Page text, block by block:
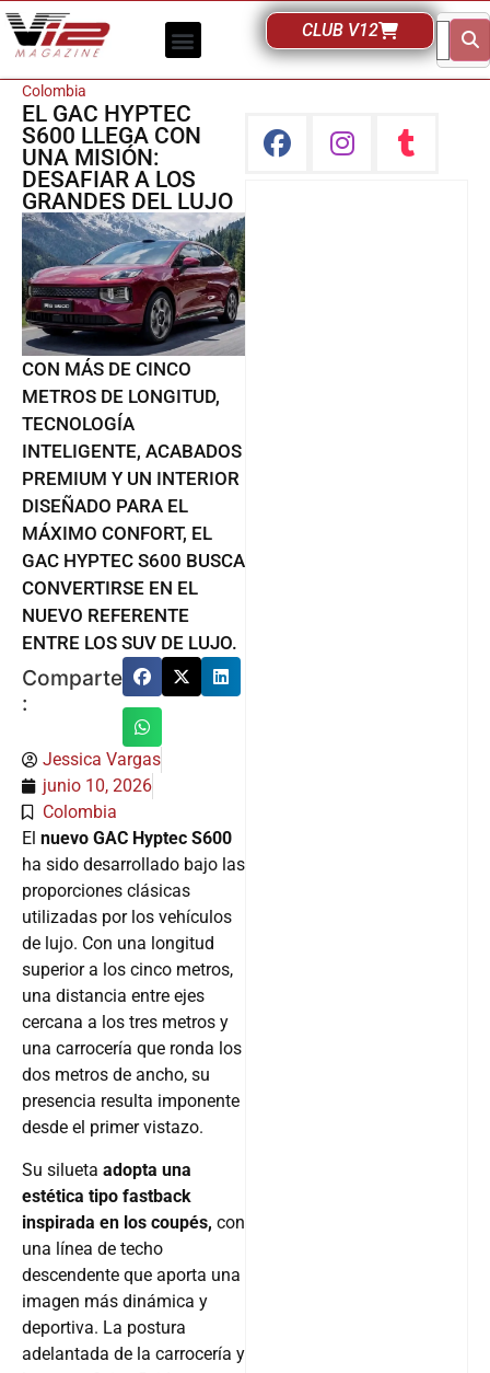
CLUB V12
Colombia
EL GAC HYPTEC
S600 LLEGA CON
UNA MISIÓN:
DESAFIAR A LOS
GRANDES DEL LUJO
CON MÁS DE CINCO
METROS DE LONGITUD,
TECNOLOGÍA
INTELIGENTE, ACABADOS
PREMIUM Y UN INTERIOR
DISEÑADO PARA EL
MÁXIMO CONFORT, EL
GAC HYPTEC S600 BUSCA
CONVERTIRSE EN EL
NUEVO REFERENTE
ENTRE LOS SUV DE LUJO.
Comparte
:
Jessica Vargas
junio 10, 2026
Colombia
El nuevo GAC Hyptec S600
ha sido desarrollado bajo las
proporciones clásicas
utilizadas por los vehículos
de lujo. Con una longitud
superior a los cinco metros,
una distancia entre ejes
cercana a los tres metros y
una carrocería que ronda los
dos metros de ancho, su
presencia resulta imponente
desde el primer vistazo.
Su silueta adopta una
estética tipo fastback
inspirada en los coupés, con
una línea de techo
descendente que aporta una
imagen más dinámica y
deportiva. La postura
adelantada de la carrocería y